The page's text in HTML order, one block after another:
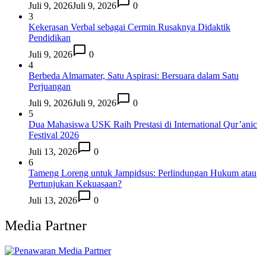
Juli 9, 2026Juli 9, 2026
0
3
Kekerasan Verbal sebagai Cermin Rusaknya Didaktik
Pendidikan
Juli 9, 2026
0
4
Berbeda Almamater, Satu Aspirasi: Bersuara dalam Satu
Perjuangan
Juli 9, 2026Juli 9, 2026
0
5
Dua Mahasiswa USK Raih Prestasi di International Qur’anic
Festival 2026
Juli 13, 2026
0
6
Tameng Loreng untuk Jampidsus: Perlindungan Hukum atau
Pertunjukan Kekuasaan?
Juli 13, 2026
0
Media Partner